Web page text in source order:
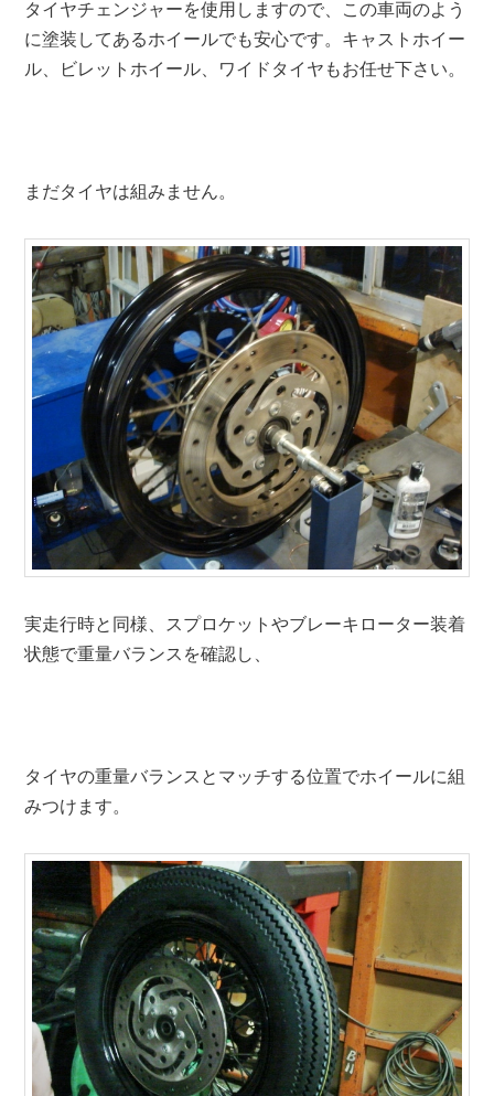
タイヤチェンジャーを使用しますので、この車両のよう
に塗装してあるホイールでも安心です。キャストホイー
ル、ビレットホイール、ワイドタイヤもお任せ下さい。
まだタイヤは組みません。
実走行時と同様、スプロケットやブレーキローター装着
状態で重量バランスを確認し、
タイヤの重量バランスとマッチする位置でホイールに組
みつけます。